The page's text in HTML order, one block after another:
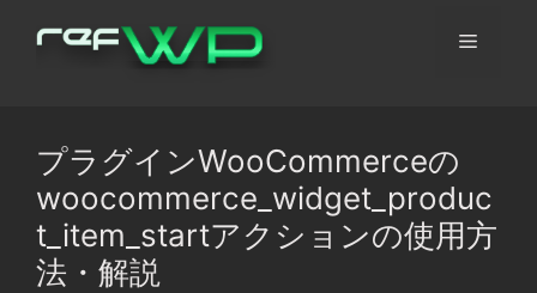
メ
ー
プラグインWooCommerceの
woocommerce_widget_produc
t_item_startアクションの使用方
法・解説